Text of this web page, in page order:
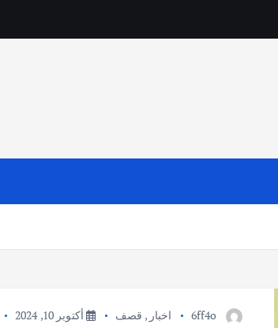
6ff4o اخبار , قصف أكتوبر 10, 2024